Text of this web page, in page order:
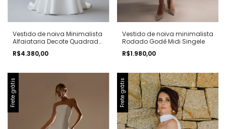
Vestido de noiva Minimalista
Alfaiataria Decote Quadrado
Rodado Godê Longo Com
Calda
R$4.380,00
Vestido de noiva minimalista
Rodado Godê Midi Singele
R$1.980,00
Frete grátis Frete grátis